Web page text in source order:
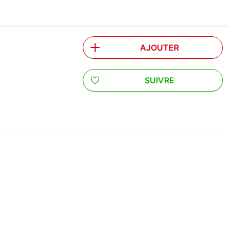
AJOUTER
SUIVRE